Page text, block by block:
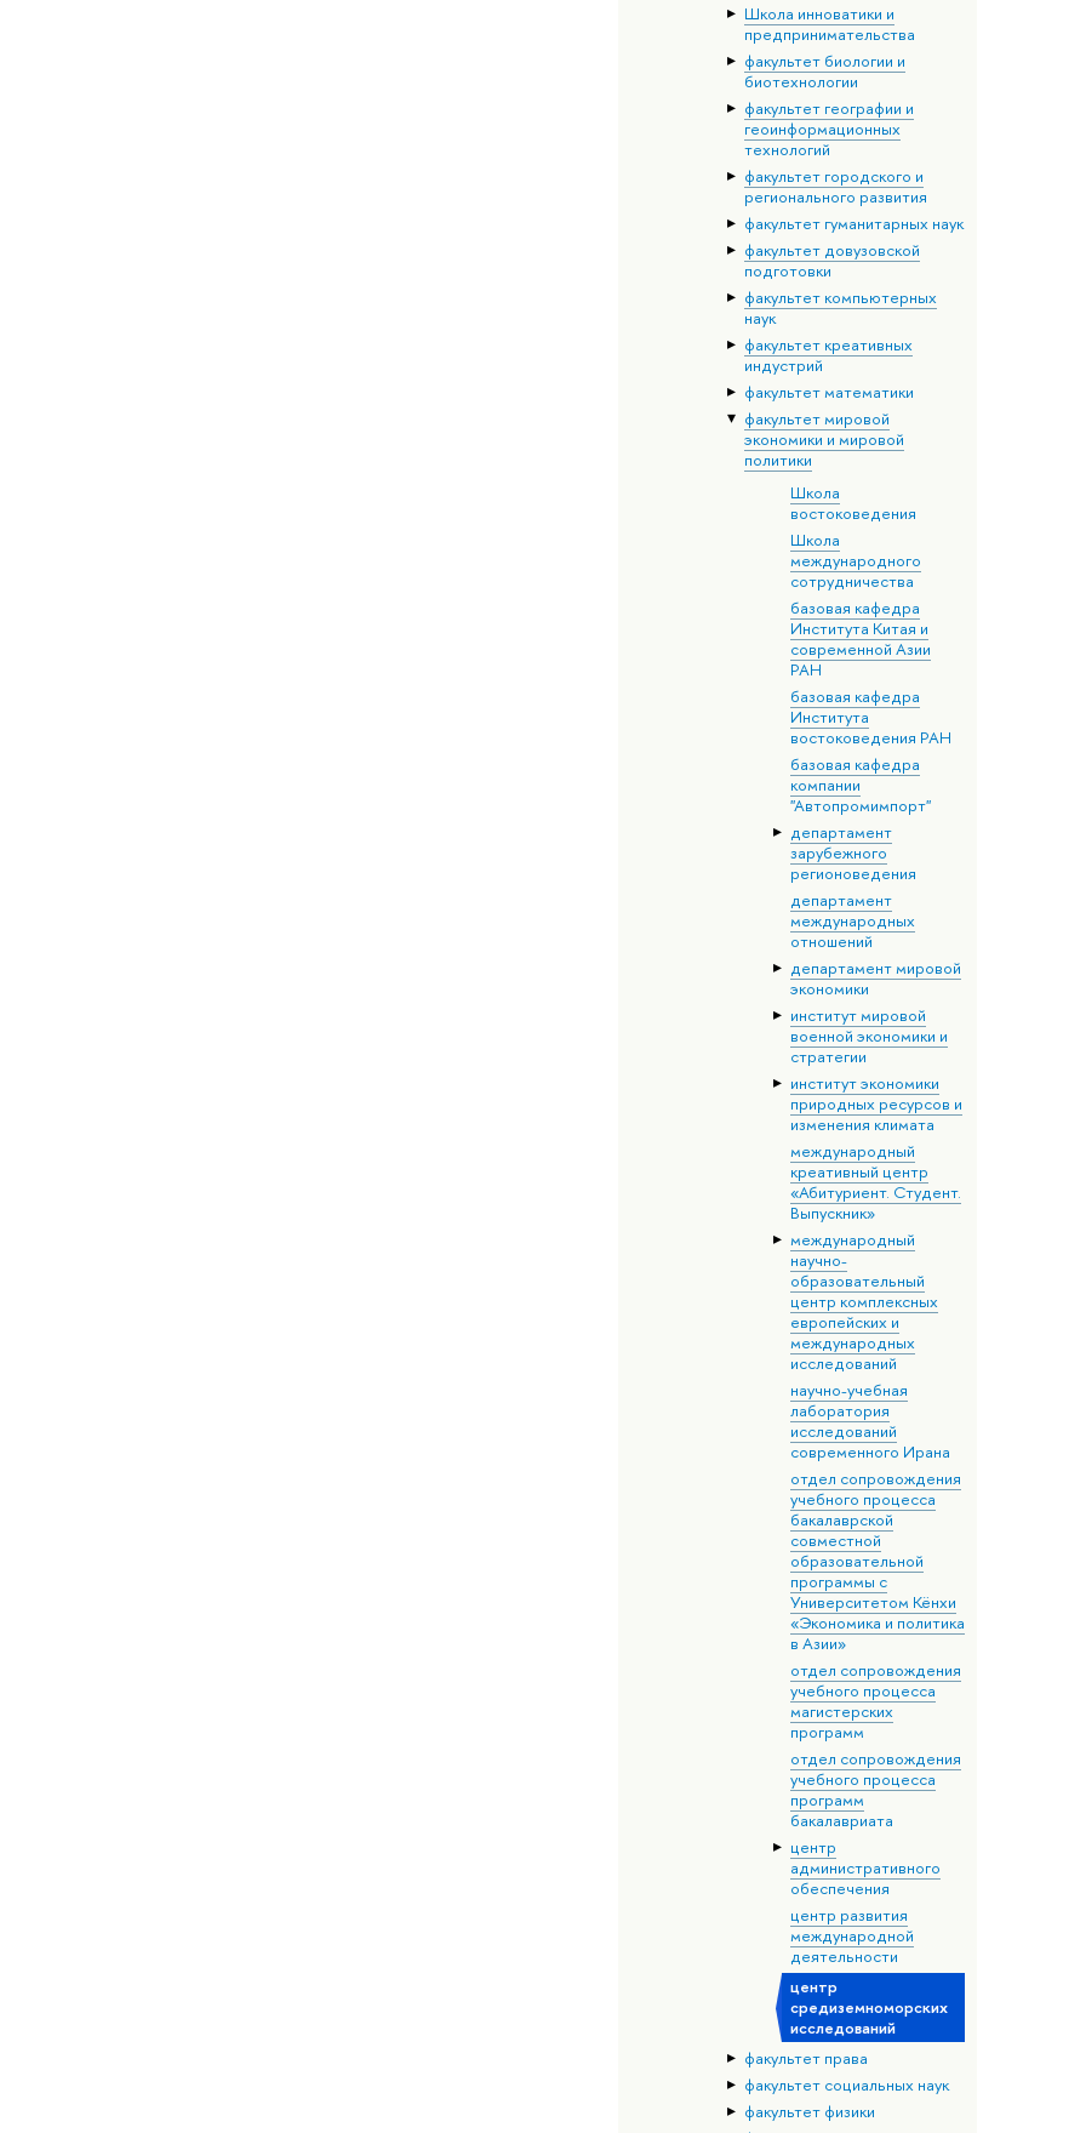
Школа инноватики и
предпринимательства
факультет биологии и
биотехнологии
факультет географии и
геоинформационных
технологий
факультет городского и
регионального развития
факультет гуманитарных наук
факультет довузовской
подготовки
факультет компьютерных
наук
факультет креативных
индустрий
факультет математики
факультет мировой
экономики и мировой
политики
Школа
востоковедения
Школа
международного
сотрудничества
базовая кафедра
Института Китая и
современной Азии
РАН
базовая кафедра
Института
востоковедения РАН
базовая кафедра
компании
"Автопромимпорт"
департамент
зарубежного
регионоведения
департамент
международных
отношений
департамент мировой
экономики
институт мировой
военной экономики и
стратегии
институт экономики
природных ресурсов и
изменения климата
международный
креативный центр
«Абитуриент. Студент.
Выпускник»
международный
научно-
образовательный
центр комплексных
европейских и
международных
исследований
научно-учебная
лаборатория
исследований
современного Ирана
отдел сопровождения
учебного процесса
бакалаврской
совместной
образовательной
программы с
Университетом Кёнхи
«Экономика и политика
в Азии»
отдел сопровождения
учебного процесса
магистерских
программ
отдел сопровождения
учебного процесса
программ
бакалавриата
центр
административного
обеспечения
центр развития
международной
деятельности
центр
средиземноморских
исследований
факультет права
факультет социальных наук
факультет физики